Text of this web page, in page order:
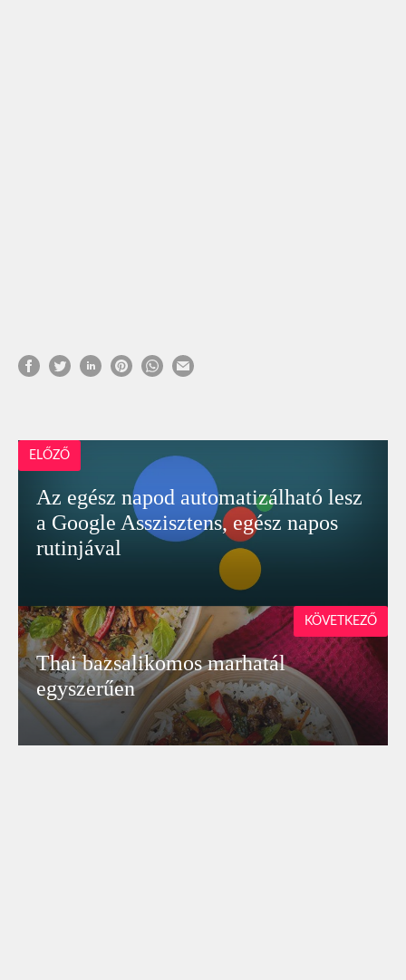
ELŐZŐ
Az egész napod automatizálható lesz
a Google Asszisztens, egész napos
rutinjával
Thai bazsalikomos marhatál
egyszerűen
KÖVETKEZŐ